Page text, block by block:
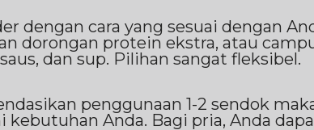
dengan cara yang sesuai dengan
dorongan protein ekstra, atau
dan sup. Pilihan sangat fleksibel.
penggunaan 1-2 sendok
Anda. Bagi pria, Anda